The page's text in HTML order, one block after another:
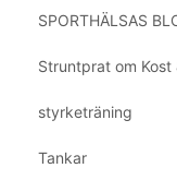
SPORTHÄLSAS
Struntprat om Kost
styrketräning
Tankar